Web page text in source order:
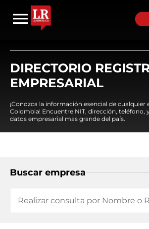
DIRECTORIO
EMPRESARIAL
¡Conozca la información esencial de cualquier
Colombia! Encuentre NIT, dirección, teléfono,
datos empresarial mas grande del país.
Buscar empresa